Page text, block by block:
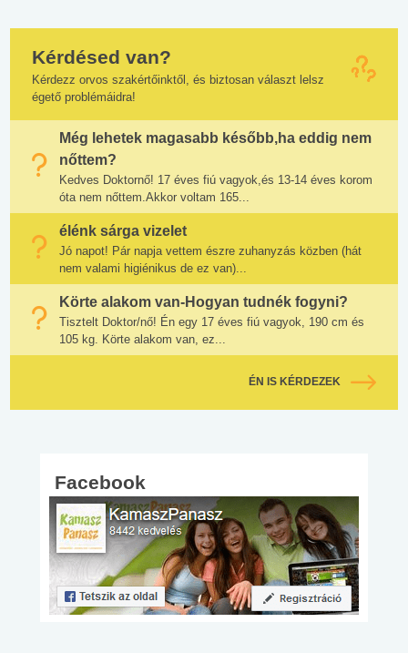
Kérdésed van?
Kérdezz orvos szakértőinktől, és biztosan választ lelsz
égető problémáidra!
Még lehetek magasabb később,ha eddig nem
nőttem?
Kedves Doktornő! 17 éves fiú vagyok,és 13-14 éves korom
óta nem nőttem.Akkor voltam 165...
élénk sárga vizelet
Jó napot! Pár napja vettem észre zuhanyzás közben (hát
nem valami higiénikus de ez van)...
Körte alakom van-Hogyan tudnék fogyni?
Tisztelt Doktor/nő! Én egy 17 éves fiú vagyok, 190 cm és
105 kg. Körte alakom van, ez...
ÉN IS KÉRDEZEK
Facebook